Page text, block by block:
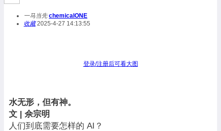
一马当先 chemicalONE
收藏2025-4-27 14:13:55
登录/注册后可看大图
水无形，但有神。
文 | 佘宗明
人们到底需要怎样的 AI？